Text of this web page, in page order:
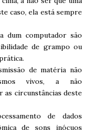
caso, ela está sempre
dum computador são
de grampo ou
de matéria não
vivos, a não
as circunstâncias deste
de dados
de sons inócuos